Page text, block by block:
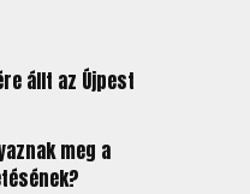
állt az Újpest
meg a